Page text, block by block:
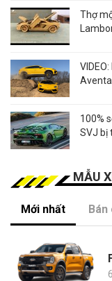
Thợ
100%
SVJ bị
MẪU
Mới nhất Bán